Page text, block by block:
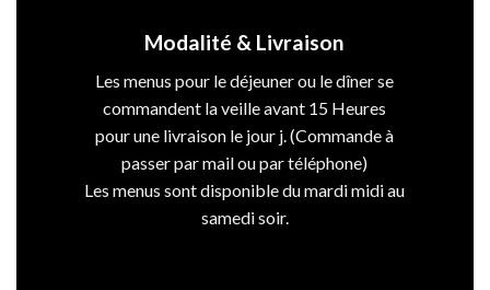
Modalité & Livraison
Les menus pour le déjeuner ou le dîner se
commandent la veille avant 15 Heures
pour une livraison le jour j. (Commande à
passer par mail ou par téléphone)
Les menus sont disponible du mardi midi au
samedi soir.